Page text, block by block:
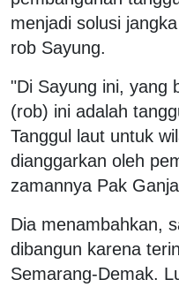
menjadi solusi
rob Sayung.
"Di Sayung ini, yang
(rob) ini adalah
Tanggul laut untuk
dianggarkan oleh
zamannya Pak
Dia menambahkan,
dibangun karena
Semarang-Demak.